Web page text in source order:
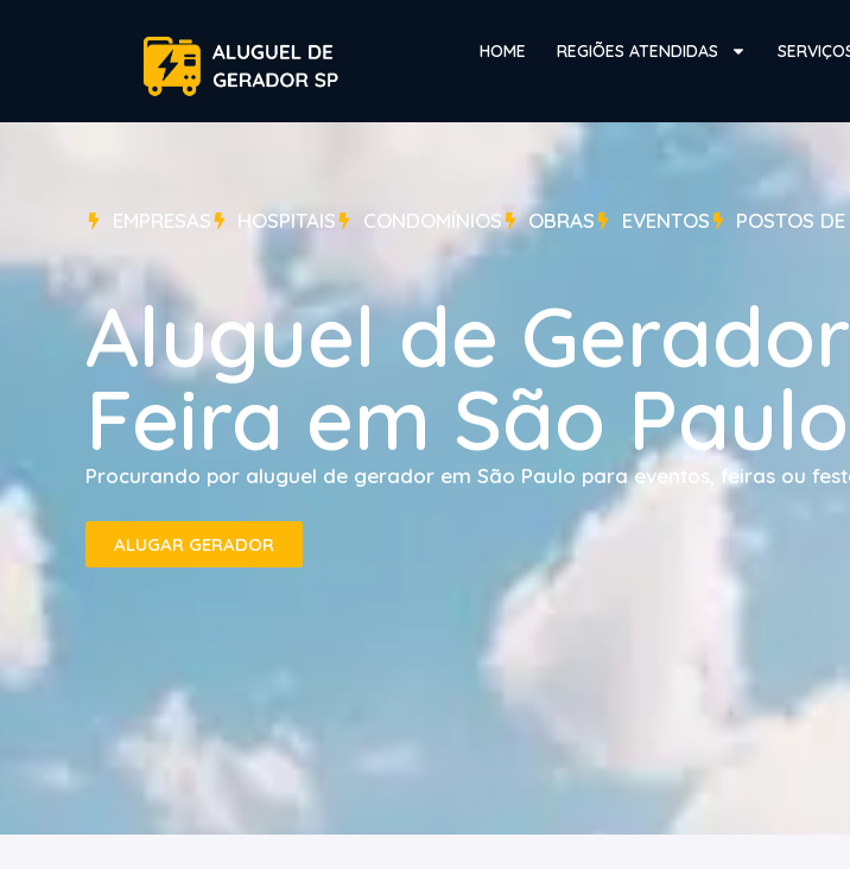
HOME REGIÕES ATENDIDAS
EMPRESAS HOSPITAIS CONDOMÍNIOS OBRAS EVENTOS POSTOS
Aluguel de
Feira em São
Procurando por aluguel de gerador em São Paulo para eventos, feiras ou
ALUGAR GERADOR